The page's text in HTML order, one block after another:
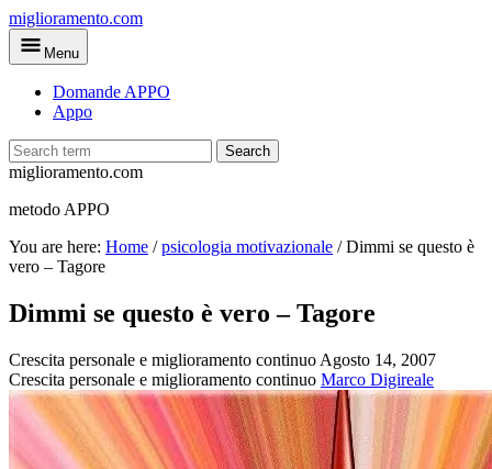
Skip
to
main
miglioramento.com
Menu
Domande APPO
Appo
Search
miglioramento.com
metodo APPO
You are here: Home /psicologia motivazionale /Dimmi se questo è
vero – Tagore
Dimmi se questo è vero – Tagore
Crescita personale e miglioramento continuo Agosto 14, 2007
Crescita personale e miglioramento continuo Marco Digireale